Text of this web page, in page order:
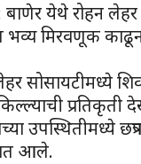
येथे रोहन लेहर
भव्य मिरवणूक काढून
सोसायटीमध्ये
प्रतिकृती
उपस्थितीमध्ये
आले.